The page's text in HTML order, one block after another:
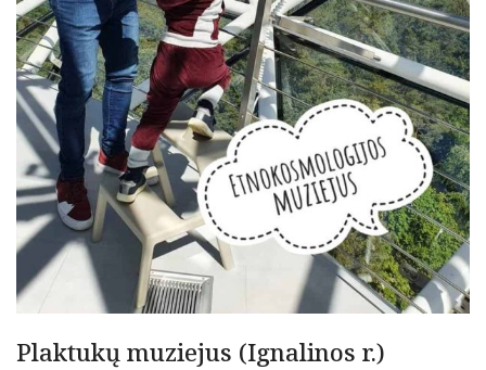
Plaktukų muziejus (Ignalinos r.)